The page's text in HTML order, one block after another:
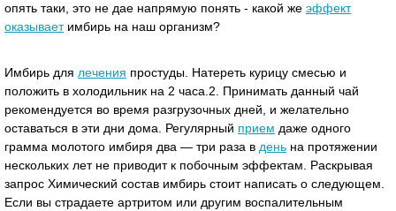
опять таки, это не дае напрямую понять - какой же эффект
оказываетимбирь на наш организм?
Имбирь для лечения простуды. Натереть курицу смесью и
положить в холодильник на 2 часа.2. Принимать данный чай
рекомендуется во время разгрузочных дней, и желательно
оставаться в эти дни дома. Регулярный прием даже одного
грамма молотого имбиря два — три раза в день на протяжении
нескольких лет не приводит к побочным эффектам. Раскрывая
запрос Химический состав имбирь стоит написать о следующем.
Если вы страдаете артритом или другим воспалительным